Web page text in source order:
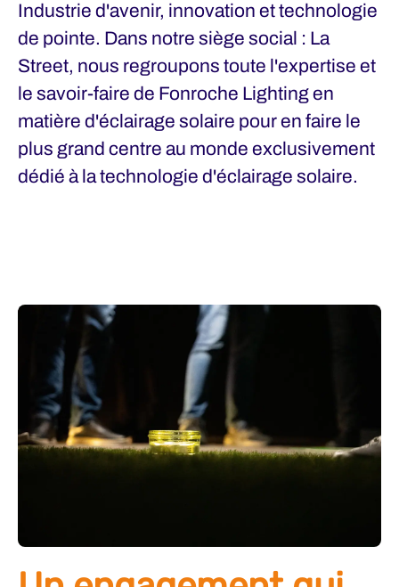
Industrie d'avenir, innovation et technologie
de pointe. Dans notre siège social : La
Street, nous regroupons toute l'expertise et
le savoir-faire de Fonroche Lighting en
matière d'éclairage solaire pour en faire le
plus grand centre au monde exclusivement
dédié à la technologie d'éclairage solaire.